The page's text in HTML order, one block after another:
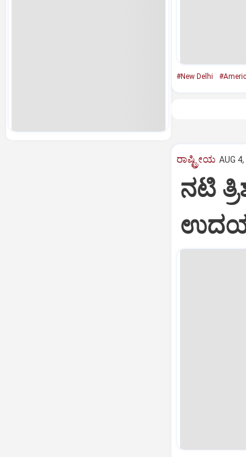
#New Delhi
ರಾಷ್ಟ್ರೀಯ AUG
ನಟಿ